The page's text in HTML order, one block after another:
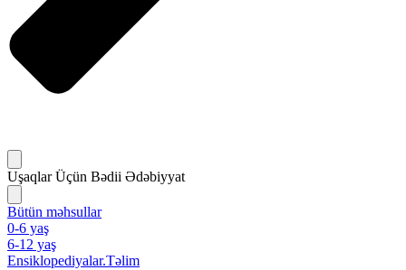
Uşaqlar Üçün Bədii Ədəbiyyat
Bütün məhsullar
0-6 yaş
6-12 yaş
Ensiklopediyalar.Təlim